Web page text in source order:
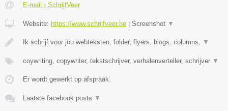
E-mail › SchrijfVeer
Website: https://www.schrijfveer.be | Screenshot ▼
Ik schrijf voor jou webteksten, folder, flyers, blogs, columns, ▼
coywriting, copywriter, tekstschrijver, verhalenverteller, schrijver ▼
Er wordt gewerkt op afspraak.
Laatste facebook posts ▼